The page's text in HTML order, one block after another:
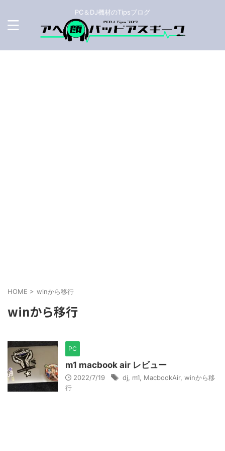
PC＆DJ機材のTipsブログ
HOME > winから移行
winから移行
PC
m1 macbook air レビュー
2022/7/19 dj m1 MacbookAir, winから移
行